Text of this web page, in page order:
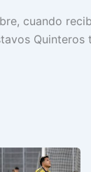
cuando
Quinteros